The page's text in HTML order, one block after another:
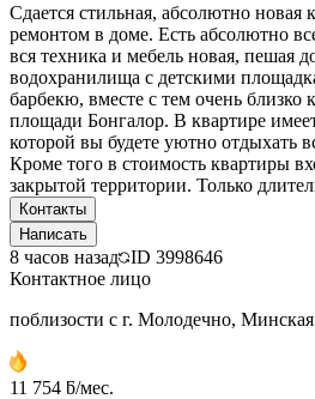
Сдается стильная, абсолютно новая
ремонтом в доме. Есть абсолютно
вся техника и мебель новая, пешая
водохранилища с детскими
барбекю, вместе с тем очень близко
площади Бонгалор. В квартире
которой вы будете уютно отдыхать
Кроме того в стоимость квартиры
закрытой территории. Только
Контакты
Написать
8 часов назад ID 3998646
Контактное лицо
поблизости с г. Молодечно, Минская
11 754 ƃ/мес.